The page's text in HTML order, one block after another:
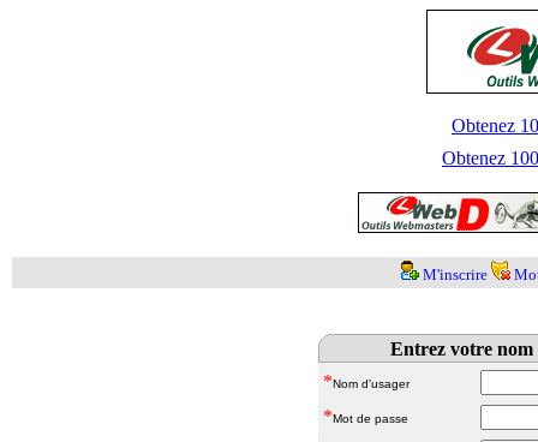
Obtenez
Obtenez
M'inscrire
Entrez votre nom
*Nom d'usager
*Mot de passe